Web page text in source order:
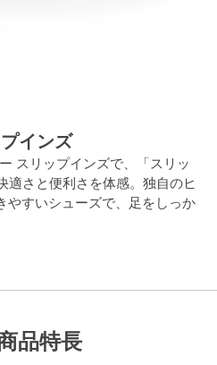
インズ
スリップインズで、「スリッ
適さと便利さを体感。独自のヒ
すいシューズで、足をしっか
品特長